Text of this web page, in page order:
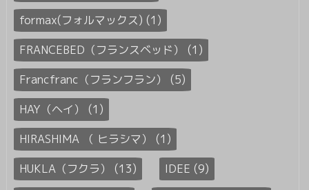
formax(フォルマックス) (1)
FRANCEBED（フランスベッド） (1)
Francfranc（フランフラン） (5)
HAY（ヘイ） (1)
HIRASHIMA （ ヒラシマ） (1)
HUKLA（フクラ） (13)
IDEE (9)